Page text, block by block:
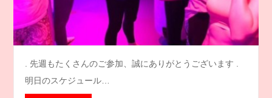
. 先週もたくさんのご参加、誠にありがとうございます .
明日のスケジュール…